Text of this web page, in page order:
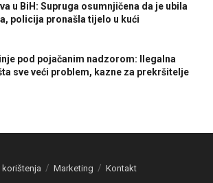
u BiH: Supruga osumnjičena da je ubila
policija pronašla tijelo u kući
pod pojačanim nadzorom: Ilegalna
sve veći problem, kazne za prekršitelje
korištenja Marketing Kontakt